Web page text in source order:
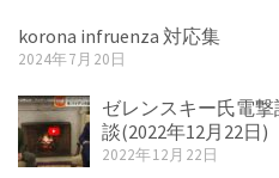
korona infruenza 対応集
2024年7月20日
ゼレンスキー氏電
談(2022年12月22日)
2022年12月22日